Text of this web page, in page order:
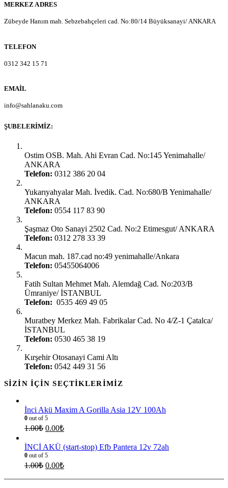
MERKEZ ADRES
Zübeyde Hanım mah. Sebzebahçeleri cad. No:80/14 Büyüksanayi/ ANKARA
TELEFON
0312 342 15 71
EMAIL
info@sahlanaku.com
ŞUBELERIMIZ:
Ostim OSB. Mah. Ahi Evran Cad. No:145 Yenimahalle/
ANKARA
Telefon: 0312 386 20 04
Yukarıyahyalar Mah. İvedik. Cad. No:680/B Yenimahalle/
ANKARA
Telefon: 0554 117 83 90
Şaşmaz Oto Sanayi 2502 Cad. No:2 Etimesgut/ ANKARA
Telefon: 0312 278 33 39
Macun mah. 187.cad no:49 yenimahalle/Ankara
Telefon: 05455064006
Fatih Sultan Mehmet Mah. Alemdağ Cad. No:203/B
Ümraniye/ İSTANBUL
Telefon: 0535 469 49 05
Muratbey Merkez Mah. Fabrikalar Cad. No 4/Z-1 Çatalca/
İSTANBUL
Telefon: 0530 465 38 19
Kırşehir Otosanayi Cami Altı
Telefon: 0542 449 31 56
SIZIN İÇIN SEÇTIKLERIMIZ
İnci Akü Maxim A Gorilla Asia 12V 100Ah
0 out of 5
1.00₺ 0.00₺
İNCİ AKÜ (start-stop) Efb Pantera 12v 72ah
0 out of 5
1.00₺ 0.00₺